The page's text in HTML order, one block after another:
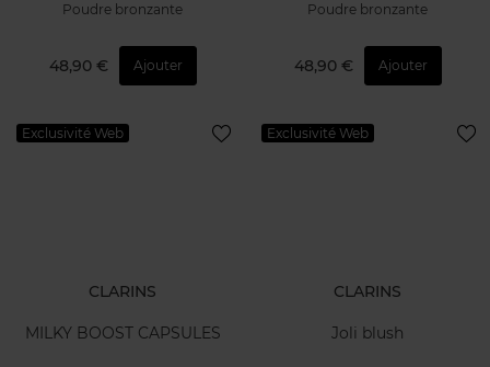
Poudre bronzante
48,90 € Ajouter
Poudre bronzante
48,90 € Ajouter
Exclusivité Web
CLARINS
MILKY BOOST CAPSULES
Exclusivité Web
CLARINS
Joli blush